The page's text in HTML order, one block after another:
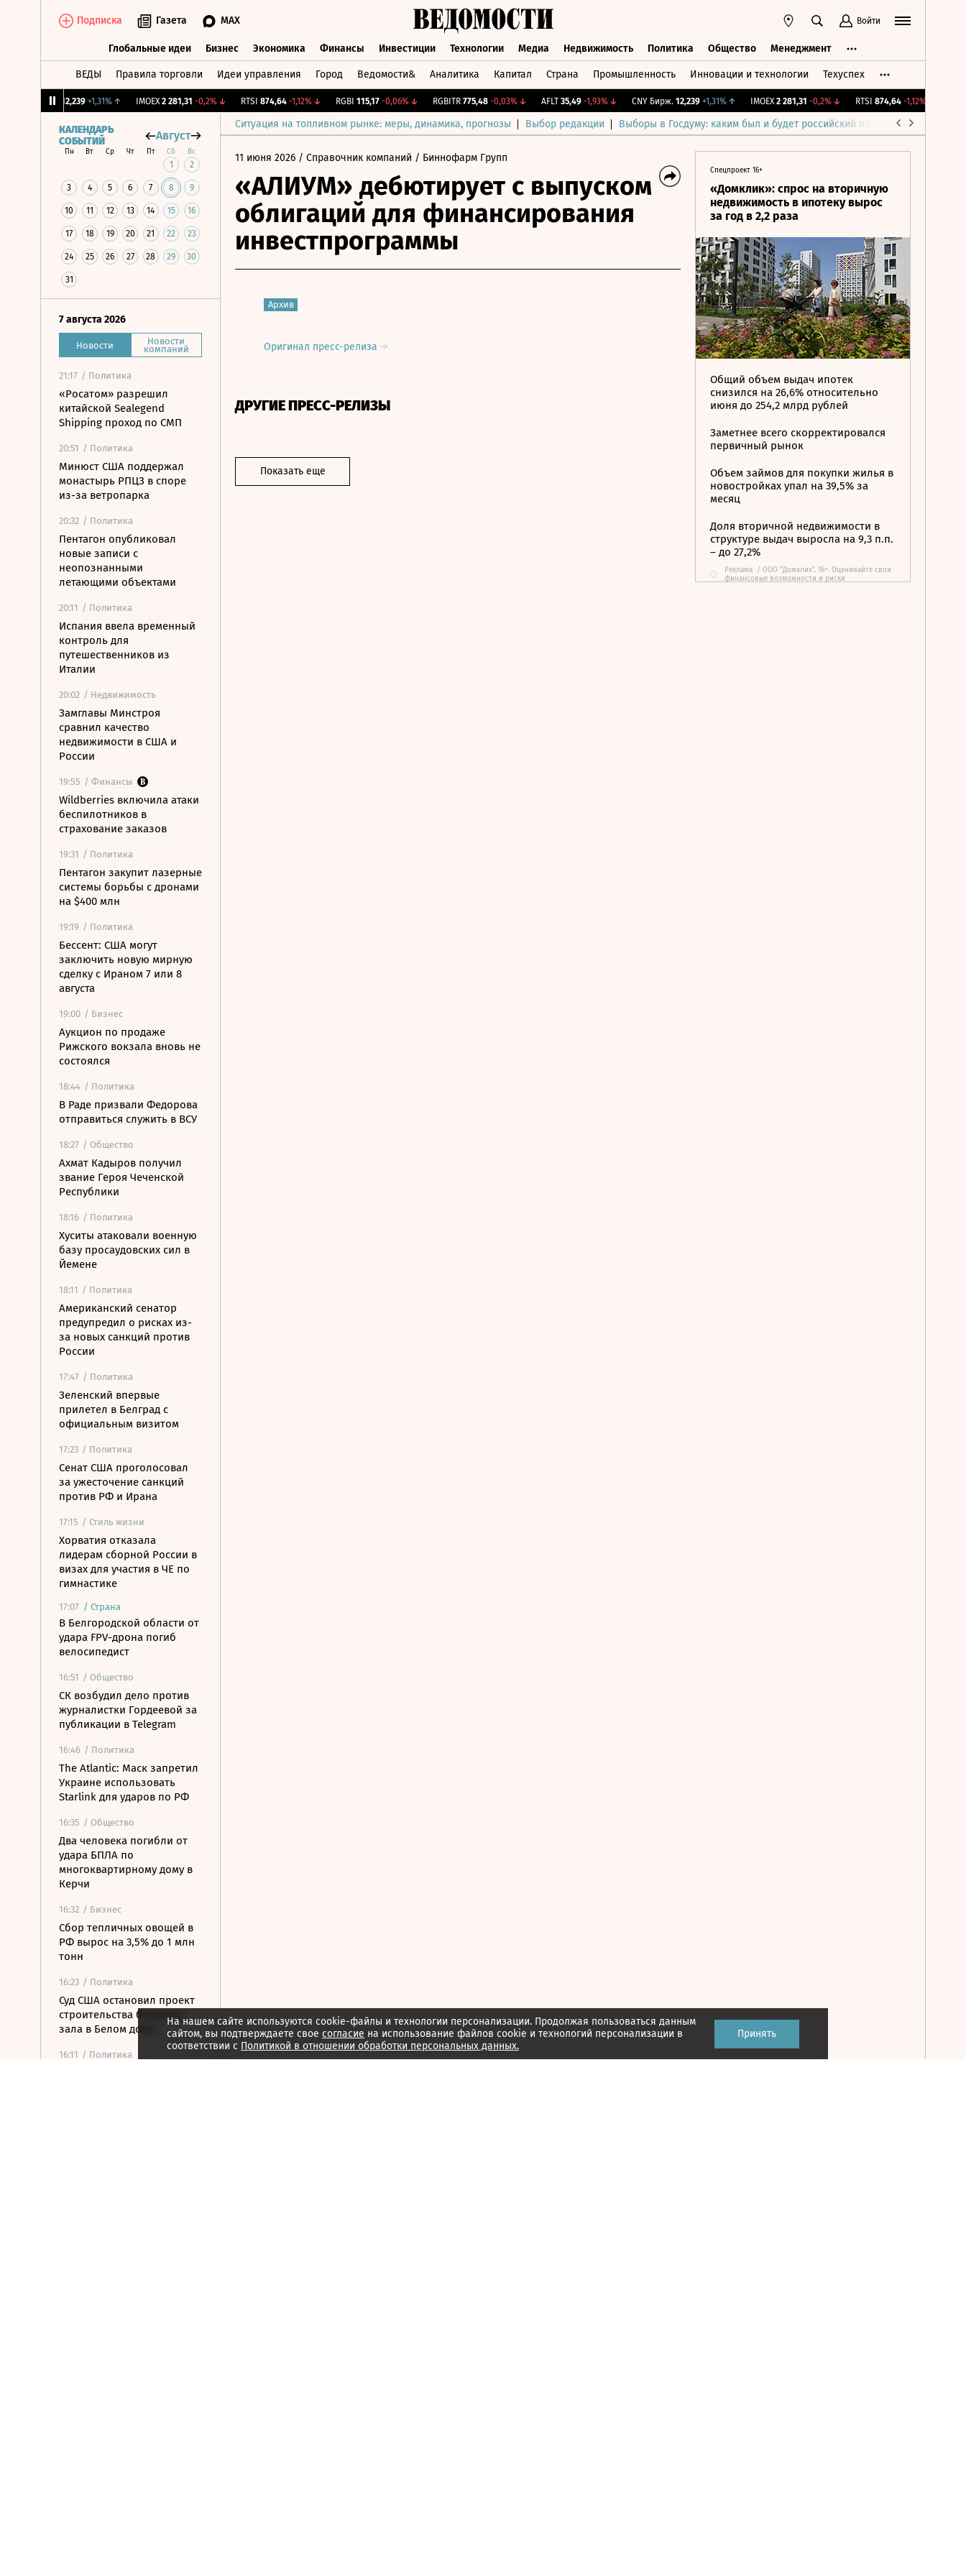
Подписка Газета MAX Войти
Глобальные идеи Бизнес Экономика Финансы Инвестиции Технологии Медиа Недвижимость Политика Общество Менеджмент
ВЕДЫ Правила торговли Идеи управления Город Ведомости& Аналитика Капитал Страна Промышленность Инновации и технологии Техуспех
12,239 +1,31%↑ IMOEX 2 281,31 -0,2%↓ RTSI 874,64 -1,12% ↓ RGBI 115,17 -0,06%↓ RGBITR 775,48 -0,03%↓ AFLT 35,49 -1,93%↓ CNY Бирж. 12,239 +1,31%↑ IMOEX 2 281,31 -0,2%↓ RTSI 874,64 -1,12% ↓
Ситуация на топливном рынке: меры, динамика, прогнозы Выбор редакции Выборы в Госдуму: каким был и будет российский парламент
КАЛЕНДАРЬ
СОБЫТИЙ
Август
Пн Вт Ср Чт Пт Сб Вс
1 2
3 4 5 6 7 8 9
10 11 12 13 14 15 16
17 18 19 20 21 22 23
24 25 26 27 28 29 30
31
7 августа 2026
Новости Новости
компаний
21:17 / Политика
«Росатом» разрешил
китайской Sealegend
Shipping проход по СМП
20:51 / Политика
Минюст США поддержал
монастырь РПЦЗ в споре
из-за ветропарка
20:32 / Политика
Пентагон опубликовал
новые записи с
неопознанными
летающими объектами
20:11 / Политика
Испания ввела временный
контроль для
путешественников из
Италии
20:02 / Недвижимость
Замглавы Минстроя
сравнил качество
недвижимости в США и
России
19:55 / Финансы
Wildberries включила атаки
беспилотников в
страхование заказов
19:31 / Политика
Пентагон закупит лазерные
системы борьбы с дронами
на $400 млн
19:19 / Политика
Бессент: США могут
заключить новую мирную
сделку с Ираном 7 или 8
августа
19:00 / Бизнес
Аукцион по продаже
Рижского вокзала вновь не
состоялся
18:44 / Политика
В Раде призвали Федорова
отправиться служить в ВСУ
18:27 / Общество
Ахмат Кадыров получил
звание Героя Чеченской
Республики
18:16 / Политика
Хуситы атаковали военную
базу просаудовских сил в
Йемене
18:11 / Политика
Американский сенатор
предупредил о рисках из-
за новых санкций против
России
17:47 / Политика
Зеленский впервые
прилетел в Белград с
официальным визитом
17:23 / Политика
Сенат США проголосовал
за ужесточение санкций
против РФ и Ирана
17:15 / Стиль жизни
Хорватия отказала
лидерам сборной России в
визах для участия в ЧЕ по
гимнастике
17:07 / Страна
В Белгородской области от
удара FPV-дрона погиб
велосипедист
16:51 / Общество
СК возбудил дело против
журналистки Гордеевой за
публикации в Telegram
16:46 / Политика
The Atlantic: Маск запретил
Украине использовать
Starlink для ударов по РФ
16:35 / Общество
Два человека погибли от
удара БПЛА по
многоквартирному дому в
Керчи
16:32 / Бизнес
Сбор тепличных овощей в
РФ вырос на 3,5% до 1 млн
тонн
16:23 / Политика
Суд США остановил проект
строительства бального
зала в Белом доме
16:11 / Политика
11 июня 2026 / Справочник компаний / Биннофарм Групп
«АЛИУМ» дебютирует с выпуском
облигаций для финансирования
инвестпрограммы
Архив
Оригинал пресс-релиза
ДРУГИЕ ПРЕСС-РЕЛИЗЫ
Показать еще
Спецпроект 16+
«Домклик»: спрос на вторичную
недвижимость в ипотеку вырос
за год в 2,2 раза
Общий объем выдач ипотек
снизился на 26,6% относительно
июня до 254,2 млрд рублей
Заметнее всего скорректировался
первичный рынок
Объем займов для покупки жилья в
новостройках упал на 39,5% за
месяц
Доля вторичной недвижимости в
структуре выдач выросла на 9,3 п.п.
– до 27,2%
Реклама / ООО "Домклик". 16+. Оценивайте свои
финансовые возможности и риски
На нашем сайте используются cookie-файлы и технологии персонализации. Продолжая пользоваться данным
сайтом, вы подтверждаете свое согласие на использование файлов cookie и технологий персонализации в
соответствии с Политикой в отношении обработки персональных данных.
Принять